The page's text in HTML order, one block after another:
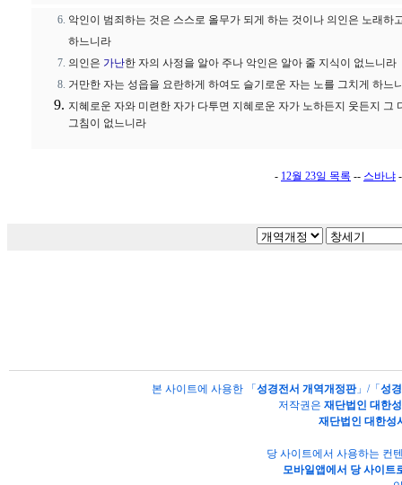
악인이 범죄하는 것은 스스로 올무가 되게 하는 것이나 의인은 노래하
하느니라
의인은 가난한 자의 사정을 알아 주나 악인은 알아 줄 지식이 없느니라
거만한 자는 성읍을 요란하게 하여도 슬기로운 자는 노를 그치게 하느
지혜로운 자와 미련한 자가 다투면 지혜로운 자가 노하든지 웃든지 그
그침이 없느니라
- 12월 23일 목록 -- 스바냐
본 사이트에 사용한 「 성경전서 개역개정판」/「 성
저작권은 재단법인 대한
재단법인 대한성
당 사이트에서 사용하는 컨
모바일앱에서 당 사이트